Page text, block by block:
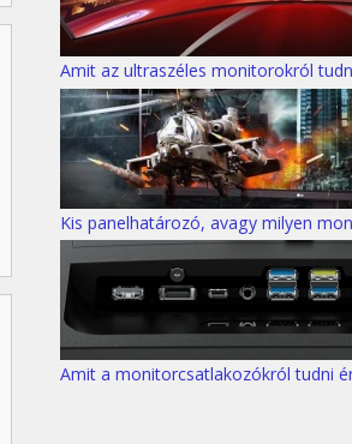
Amit az ultraszéles monitorokról
Kis panelhatározó, avagy milyen
Amit a monitorcsatlakozókról tudni